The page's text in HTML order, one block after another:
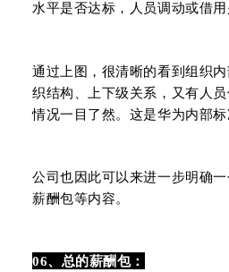
水平是否达标，人员调动或借用
通过上图，很清晰的看到组织
织结构、上下级关系，又有人
情况一目了然。这是华为内部标
公司也因此可以来进一步明确一
薪酬包等内容。
06、总的薪酬包：